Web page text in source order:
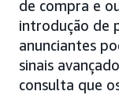
de compra e
introdução de
anunciantes
sinais
consulta que